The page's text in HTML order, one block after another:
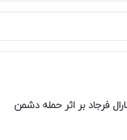
فرجاد بر اثر حمله دشمن